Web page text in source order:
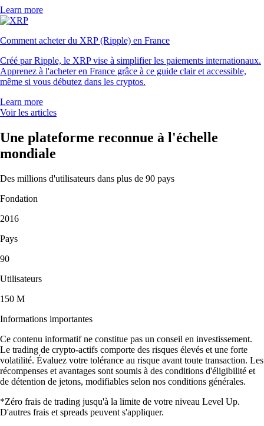
Learn more
Comment acheter du XRP (Ripple) en France
Créé par Ripple, le XRP vise à simplifier les paiements internationaux.
Apprenez à l'acheter en France grâce à ce guide clair et accessible,
même si vous débutez dans les cryptos.
Learn more
Voir les articles
Une plateforme reconnue à l'échelle
mondiale
Des millions d'utilisateurs dans plus de 90 pays
Fondation
2016
Pays
90
Utilisateurs
150 M
Informations importantes
Ce contenu informatif ne constitue pas un conseil en investissement.
Le trading de crypto-actifs comporte des risques élevés et une forte
volatilité. Évaluez votre tolérance au risque avant toute transaction. Les
récompenses et avantages sont soumis à des conditions d'éligibilité et
de détention de jetons, modifiables selon nos conditions générales.
*Zéro frais de trading jusqu'à la limite de votre niveau Level Up.
D'autres frais et spreads peuvent s'appliquer.